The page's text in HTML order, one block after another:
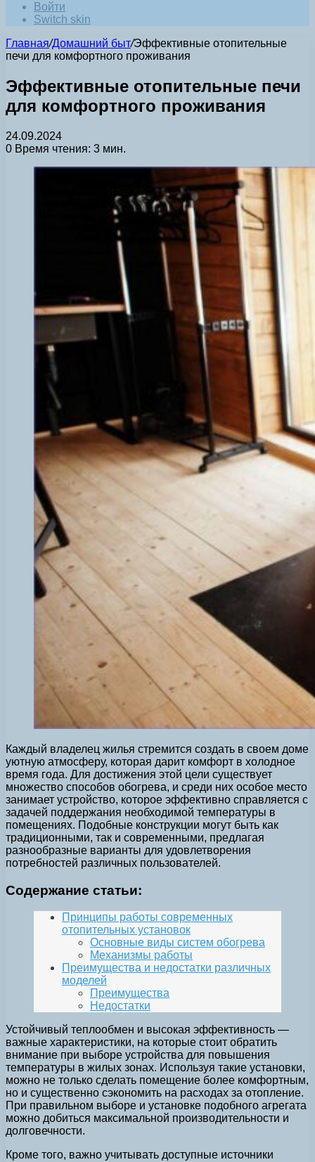
Войти
Switch skin
Главная/Домашний быт/Эффективные отопительные
печи для комфортного проживания
Эффективные отопительные печи
для комфортного проживания
24.09.2024
0 Время чтения: 3 мин.
Каждый владелец жилья стремится создать в своем доме
уютную атмосферу, которая дарит комфорт в холодное
время года. Для достижения этой цели существует
множество способов обогрева, и среди них особое место
занимает устройство, которое эффективно справляется с
задачей поддержания необходимой температуры в
помещениях. Подобные конструкции могут быть как
традиционными, так и современными, предлагая
разнообразные варианты для удовлетворения
потребностей различных пользователей.
Содержание статьи:
Принципы работы современных
отопительных установок
Основные виды систем обогрева
Механизмы работы
Преимущества и недостатки различных
моделей
Преимущества
Недостатки
Устойчивый теплообмен и высокая эффективность —
важные характеристики, на которые стоит обратить
внимание при выборе устройства для повышения
температуры в жилых зонах. Используя такие установки,
можно не только сделать помещение более комфортным,
но и существенно сэкономить на расходах за отопление.
При правильном выборе и установке подобного агрегата
можно добиться максимальной производительности и
долговечности.
Кроме того, важно учитывать доступные источники